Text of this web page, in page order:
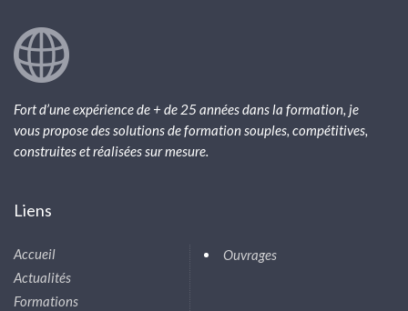
Fort d’une expérience de + de 25 années dans la formation, je
vous propose des solutions de formation souples, compétitives,
construites et réalisées sur mesure.
Liens
Accueil
Actualités
Formations
Ouvrages